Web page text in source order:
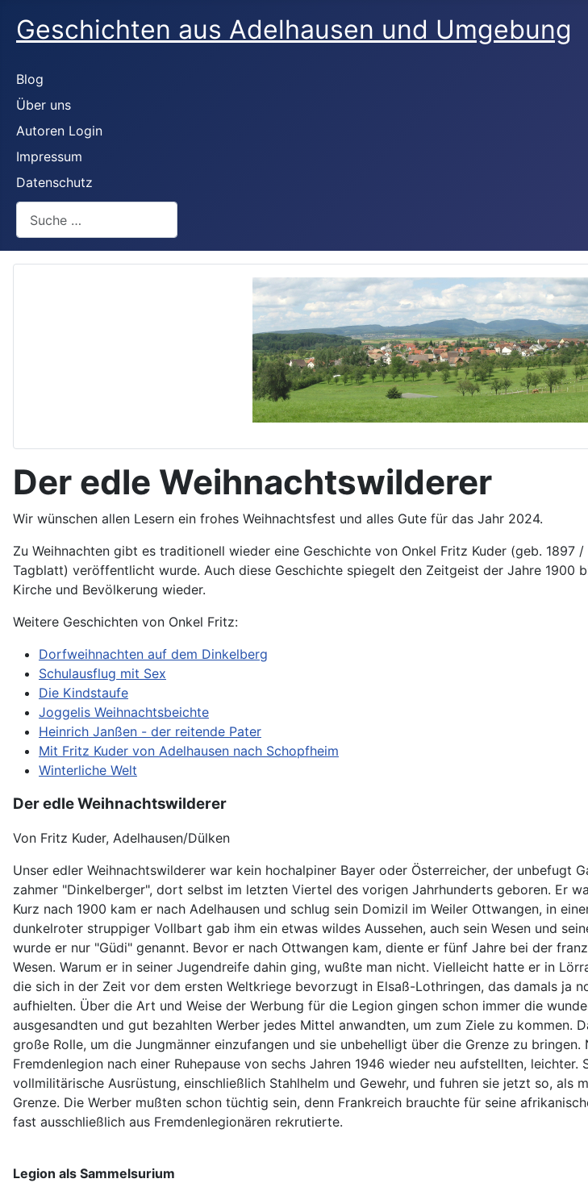
Geschichten aus Adelhausen und Umgebung
Blog
Über uns
Autoren Login
Impressum
Datenschutz
Der edle Weihnachtswilderer
Wir wünschen allen Lesern ein frohes Weihnachtsfest und alles Gute für das Jahr 2024.
Zu Weihnachten gibt es traditionell wieder eine Geschichte von Onkel Fritz Kuder (geb.
Tagblatt) veröffentlicht wurde. Auch diese Geschichte spiegelt den Zeitgeist der Jahre 1900
Kirche und Bevölkerung wieder.
Weitere Geschichten von Onkel Fritz:
Dorfweihnachten auf dem Dinkelberg
Schulausflug mit Sex
Die Kindstaufe
Joggelis Weihnachtsbeichte
Heinrich Janßen - der reitende Pater
Mit Fritz Kuder von Adelhausen nach Schopfheim
Winterliche Welt
Der edle Weihnachtswilderer
Von Fritz Kuder, Adelhausen/Dülken
Unser edler Weihnachtswilderer war kein hochalpiner Bayer oder Österreicher, der unbefugt
zahmer "Dinkelberger", dort selbst im letzten Viertel des vorigen Jahrhunderts geboren. Er
Kurz nach 1900 kam er nach Adelhausen und schlug sein Domizil im Weiler Ottwangen, in
dunkelroter struppiger Vollbart gab ihm ein etwas wildes Aussehen, auch sein Wesen und
wurde er nur "Güdi" genannt. Bevor er nach Ottwangen kam, diente er fünf Jahre bei der
Wesen. Warum er in seiner Jugendreife dahin ging, wußte man nicht. Vielleicht hatte er in
die sich in der Zeit vor dem ersten Weltkriege bevorzugt in Elsaß-Lothringen, das damals ja
aufhielten. Über die Art und Weise der Werbung für die Legion gingen schon immer die
ausgesandten und gut bezahlten Werber jedes Mittel anwandten, um zum Ziele zu kommen.
große Rolle, um die Jungmänner einzufangen und sie unbehelligt über die Grenze zu
Fremdenlegion nach einer Ruhepause von sechs Jahren 1946 wieder neu aufstellten,
vollmilitärische Ausrüstung, einschließlich Stahlhelm und Gewehr, und fuhren sie jetzt so,
Grenze. Die Werber mußten schon tüchtig sein, denn Frankreich brauchte für seine
fast ausschließlich aus Fremdenlegionären rekrutierte.
Legion als Sammelsurium